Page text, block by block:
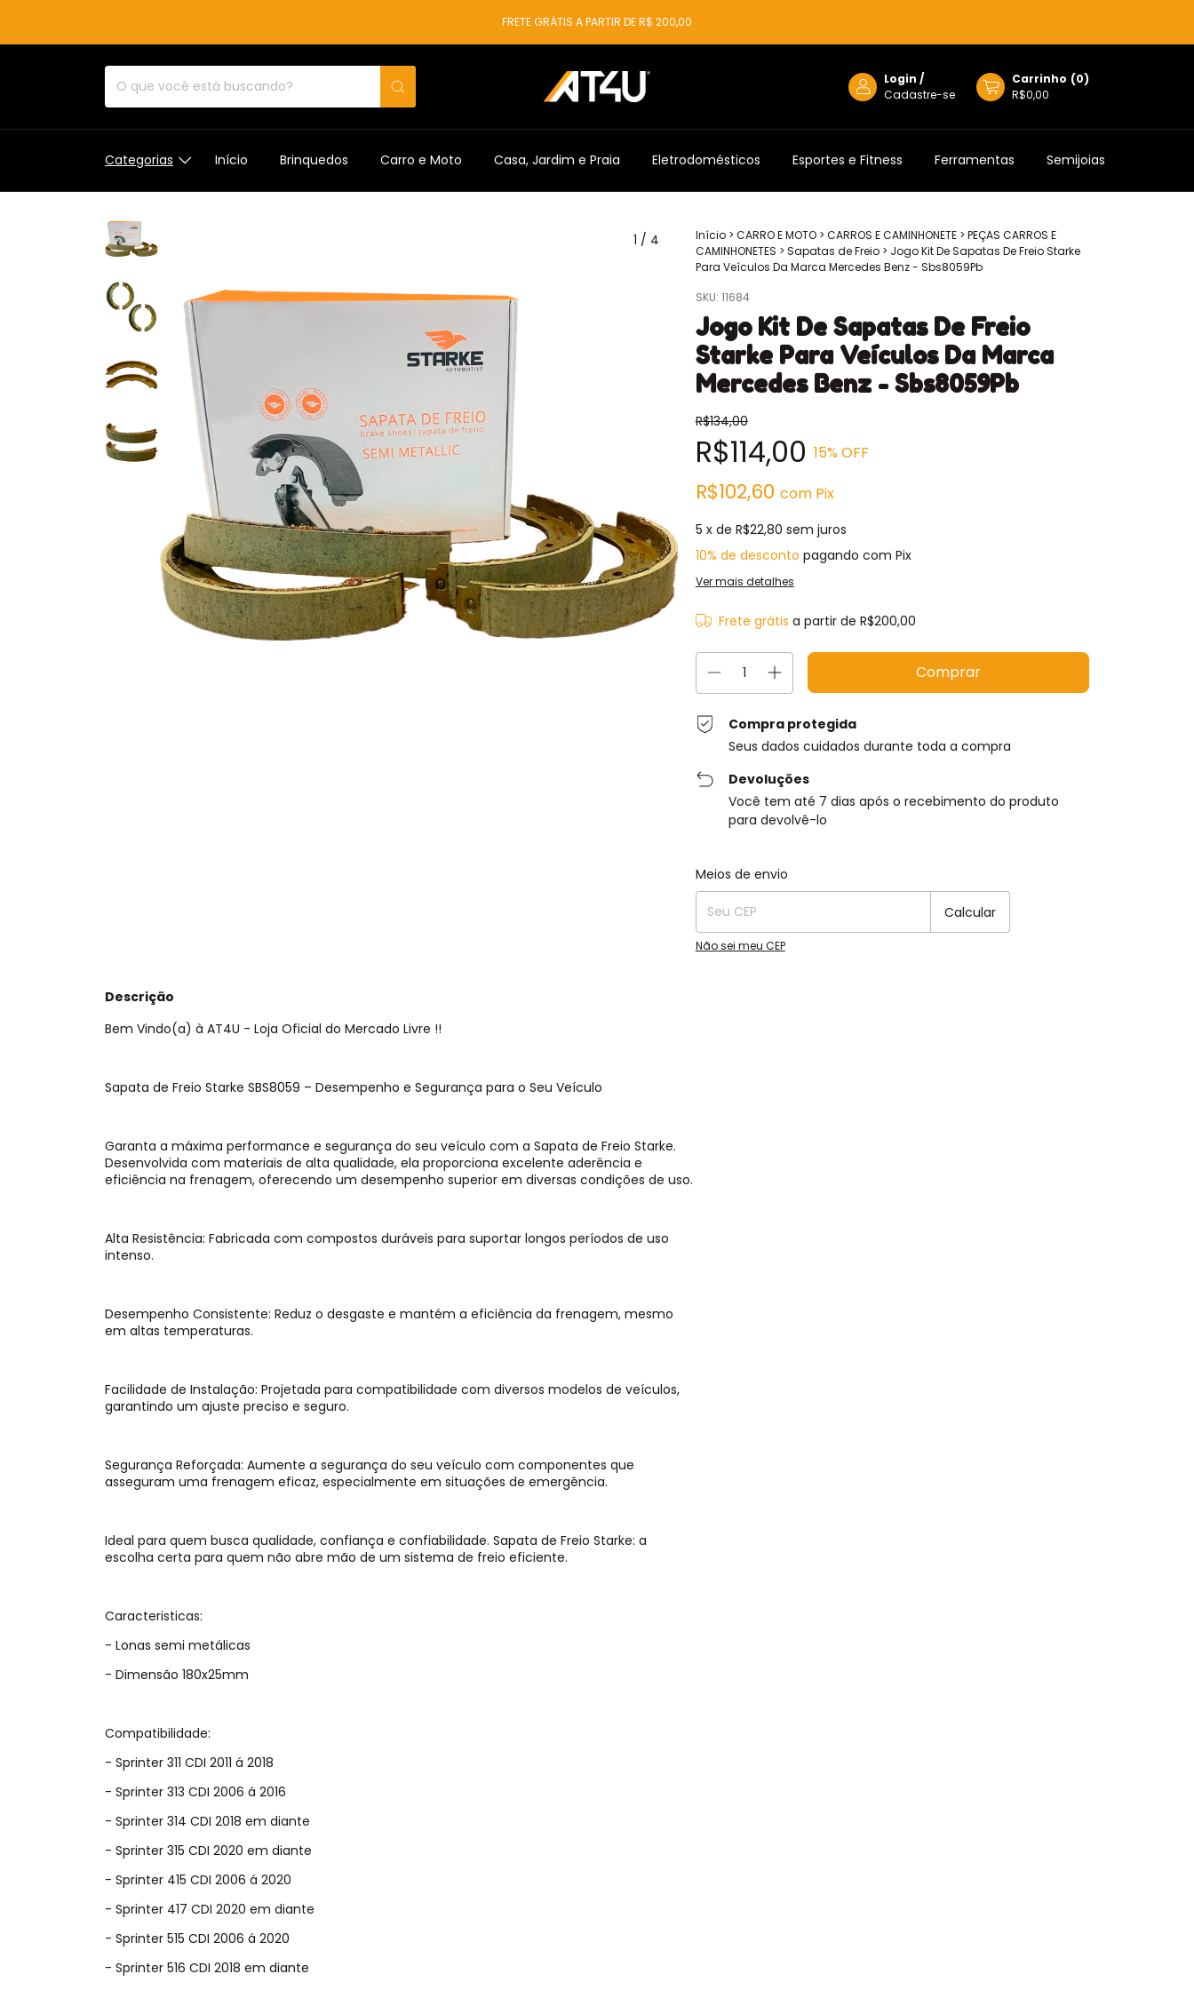
FRETE GRÁTIS A PARTIR DE R$ 200,00
Login /
Cadastre-se
Carrinho (0)
R$0,00
Categorias Início Brinquedos Carro e Moto Casa, Jardim e Praia Eletrodomésticos Esportes e Fitness Ferramentas Semijoias
1 / 4 Início > CARRO E MOTO > CARROS E CAMINHONETE > PEÇAS CARROS E
CAMINHONETES > Sapatas de Freio > Jogo Kit De Sapatas De Freio Starke
Para Veículos Da Marca Mercedes Benz - Sbs8059Pb
SKU: 11684
Jogo Kit De Sapatas De Freio
Starke Para Veículos Da Marca
Mercedes Benz - Sbs8059Pb
R$134,00
R$114,00 15% OFF
R$102,60 com Pix
5 x de R$22,80 sem juros
10% de desconto pagando com Pix
Ver mais detalhes
Frete grátis a partir deR$200,00
Compra protegida
Seus dados cuidados durante toda a compra
Devoluções
Você tem até 7 dias após o recebimento do produto
para devolvê-lo
Entregas para o CEP:
Meios de envio
Calcular
Não sei meu CEP
Descrição
Bem Vindo(a) à AT4U - Loja Oficial do Mercado Livre !!
Sapata de Freio Starke SBS8059 – Desempenho e Segurança para o Seu Veículo
Garanta a máxima performance e segurança do seu veículo com a Sapata de Freio Starke.
Desenvolvida com materiais de alta qualidade, ela proporciona excelente aderência e
eficiência na frenagem, oferecendo um desempenho superior em diversas condições de uso.
Alta Resistência: Fabricada com compostos duráveis para suportar longos períodos de uso
intenso.
Desempenho Consistente: Reduz o desgaste e mantém a eficiência da frenagem, mesmo
em altas temperaturas.
Facilidade de Instalação: Projetada para compatibilidade com diversos modelos de veículos,
garantindo um ajuste preciso e seguro.
Segurança Reforçada: Aumente a segurança do seu veículo com componentes que
asseguram uma frenagem eficaz, especialmente em situações de emergência.
Ideal para quem busca qualidade, confiança e confiabilidade. Sapata de Freio Starke: a
escolha certa para quem não abre mão de um sistema de freio eficiente.
Caracteristicas:
- Lonas semi metálicas
- Dimensão 180x25mm
Compatibilidade:
- Sprinter 311 CDI 2011 á 2018
- Sprinter 313 CDI 2006 á 2016
- Sprinter 314 CDI 2018 em diante
- Sprinter 315 CDI 2020 em diante
- Sprinter 415 CDI 2006 á 2020
- Sprinter 417 CDI 2020 em diante
- Sprinter 515 CDI 2006 á 2020
- Sprinter 516 CDI 2018 em diante